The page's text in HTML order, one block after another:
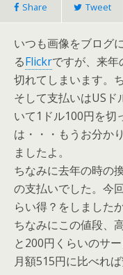
Share Tweet
いつも画像をブログ
るFlickrですが、来
切れてしまいます。
そして支払いはUS
いて1ドル100円を切
は・・・もうお分か
ましたよ。
ちなみに去年の時の
の支払いでした。今
らい得？をしましたか
ちなみにこの値段、
と200円くらいのサ
月額515円に比べれば